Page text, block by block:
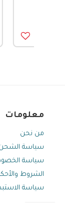
معلومات
من نحن
سياسة
سياسة
الشروط
سياسة